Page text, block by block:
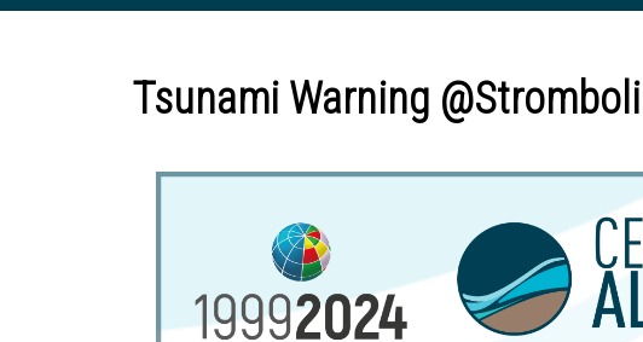
Tsunami Warning